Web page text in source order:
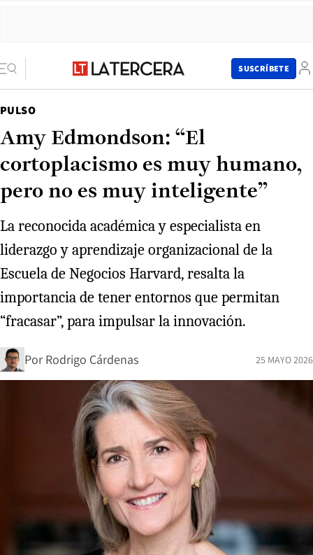
SUSCRÍBETE
PULSO
Amy Edmondson: “El
cortoplacismo es muy humano,
pero no es muy inteligente”
La reconocida académica y especialista en
liderazgo y aprendizaje organizacional de la
Escuela de Negocios Harvard, resalta la
importancia de tener entornos que permitan
“fracasar”, para impulsar la innovación.
Por Rodrigo Cárdenas 25 MAYO 2026